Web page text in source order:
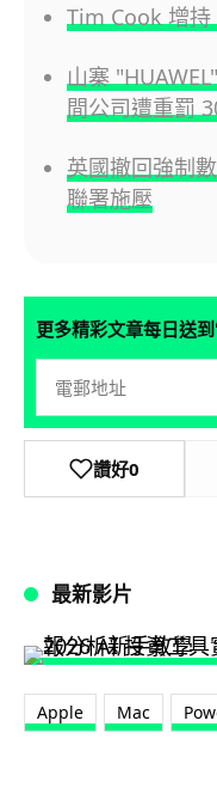
Tim Cook 增
山寨
間公司遭重罰
英國撤回強制
聯署施壓
更多精彩文章每日送
讚好0
最新影片
Apple Mac